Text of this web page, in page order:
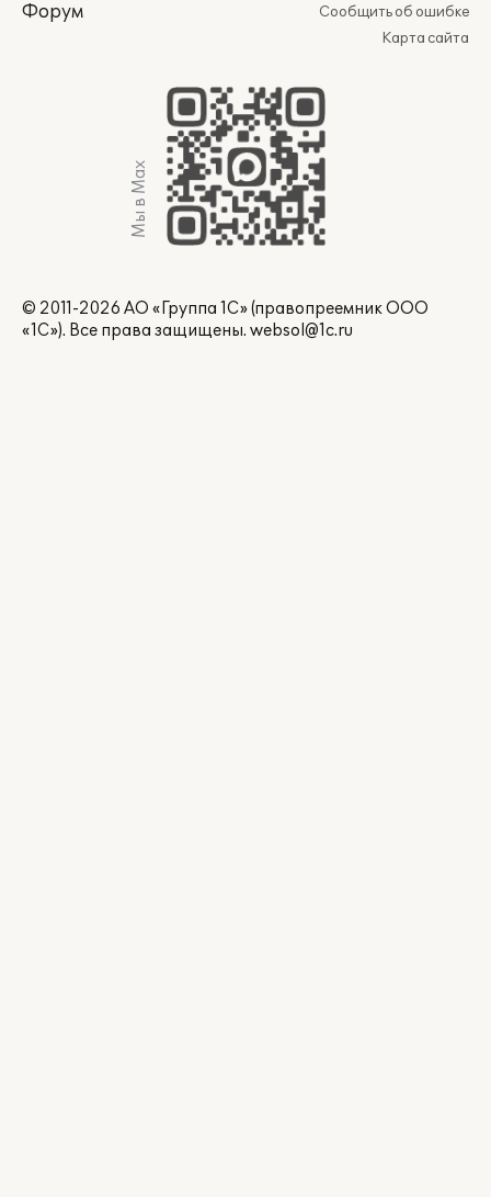
Форум
Сообщить об ошибке
Карта сайта
Мы в Max
© 2011-2026 АО «Группа 1С» (правопреемник ООО
«1С»). Все права защищены. websol@1c.ru